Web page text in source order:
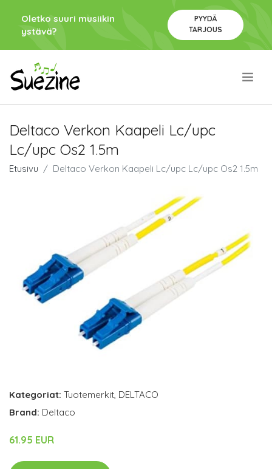
Oletko suuri musiikin
ystävä?
PYYDÄ
TARJOUS
Deltaco Verkon Kaapeli Lc/upc
Lc/upc Os2 1.5m
Etusivu Deltaco Verkon Kaapeli Lc/upc Lc/upc Os2 1.5m
Kategoriat: Tuotemerkit DELTACO
Brand: Deltaco
61.95 EUR